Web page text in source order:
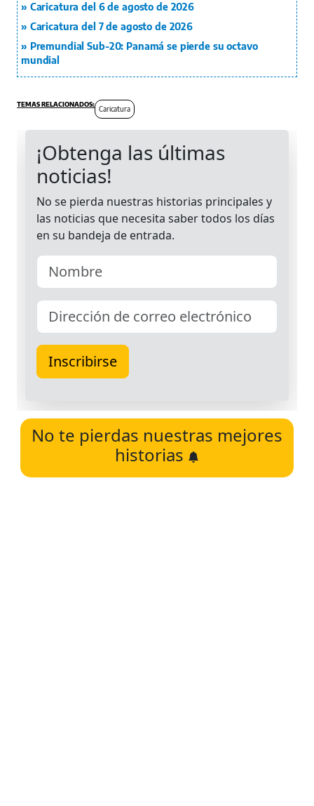
Caricatura del 6 de agosto de 2026
Caricatura del 7 de agosto de 2026
Premundial Sub-20: Panamá se pierde su octavo
mundial
Caricatura
No te pierdas nuestras mejores
historias